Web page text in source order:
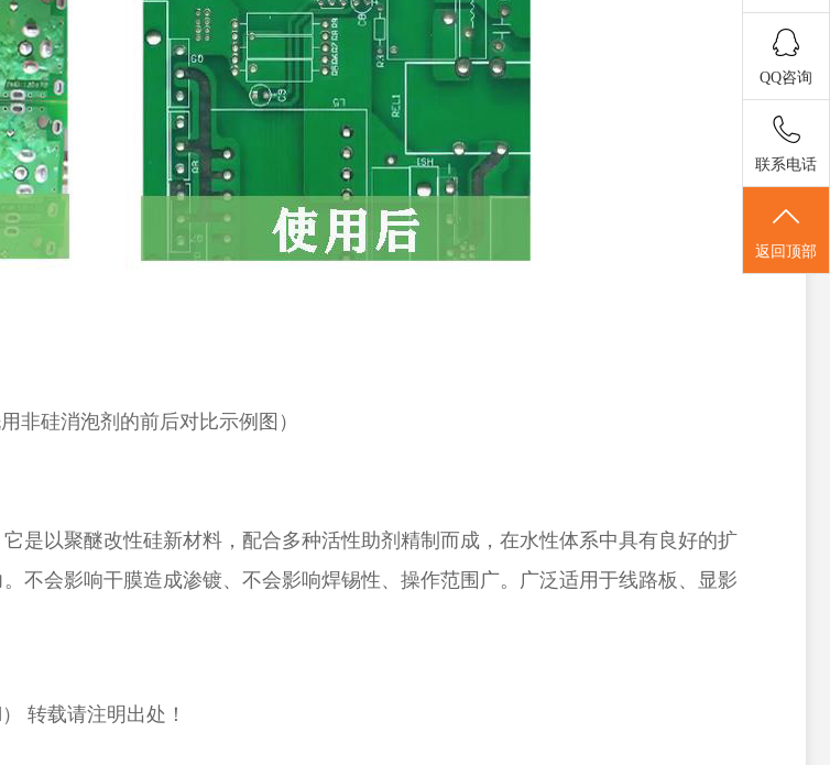
非硅消泡剂的前后对比示例图）
是以聚醚改性硅新材料，配合多种活性助剂精制而成，在水性体系中具有良好的扩
不会影响干膜造成渗镀、不会影响焊锡性、操作范围广。广泛适用于线路板、显影
转载请注明出处！
QQ咨询
联系电话
返回顶部